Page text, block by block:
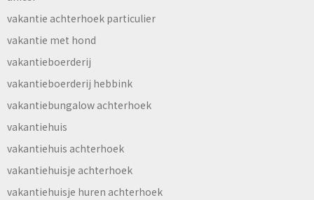
vakantie achterhoek particulier
vakantie met hond
vakantieboerderij
vakantieboerderij hebbink
vakantiebungalow achterhoek
vakantiehuis
vakantiehuis achterhoek
vakantiehuisje achterhoek
vakantiehuisje huren achterhoek